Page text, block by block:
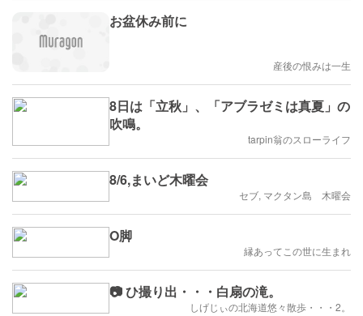
お盆休み前に
産後の恨みは一生
8日は「立秋」、「アブラゼミは真夏」の
吹鳴。
tarpin翁のスローライフ
8/6,まいど木曜会
セブ, マクタン島 木曜会
O脚
縁あってこの世に生まれ
📷 ひ撮り出・・・白扇の滝。
しげじぃの北海道悠々散歩・・・2。